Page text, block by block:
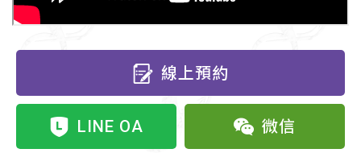
線上預約
LINE OA 微信